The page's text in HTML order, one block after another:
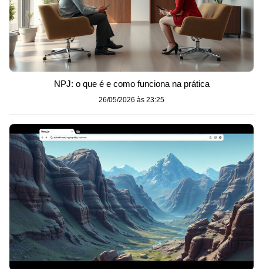
NPJ: o que é e como funciona na prática
26/05/2026 às 23:25